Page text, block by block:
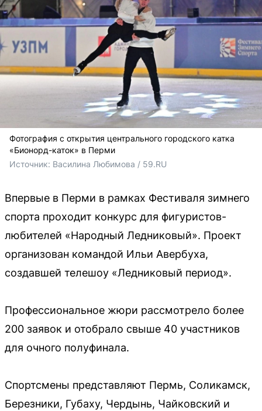
Фотография с открытия центрального городского катка
«Бионорд-каток» в Перми
Источник: Василина Любимова / 59.RU
Впервые в Перми в рамках Фестиваля зимнего
спорта проходит конкурс для фигуристов-
любителей «Народный Ледниковый». Проект
организован командой Ильи Авербуха,
создавшей телешоу «Ледниковый период».
Профессиональное жюри рассмотрело более
200 заявок и отобрало свыше 40 участников
для очного полуфинала.
Спортсмены представляют Пермь, Соликамск,
Березники, Губаху, Чердынь, Чайковский и